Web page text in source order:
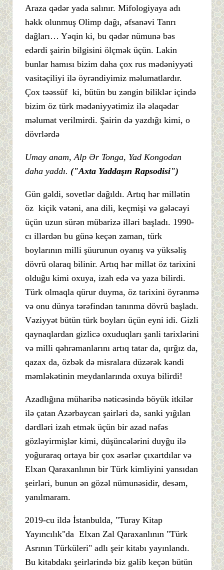
Araza qədər yada salınır. Mifologiyaya adı
həkk olunmuş Olimp dağı, əfsanəvi Tanrı
dağları… Yəqin ki, bu qədər nümunə bəs
edərdi şairin bilgisini ölçmək üçün. Lakin
bunlar hamısı bizim daha çox rus mədəniyyəti
vasitəçiliyi ilə öyrəndiyimiz məlumatlardır.
Çox təəssüf ki, bütün bu zəngin biliklər içində
bizim öz türk mədəniyyətimiz ilə əlaqədar
məlumat verilmirdi. Şairin də yazdığı kimi, o
dövrlərdə
Umay anam, Alp Ər Tonga, Yad Kongodan
daha yaddı. ("Axta Yaddaşın Rapsodisi")
Gün gəldi, sovetlər dağıldı. Artıq hər millətin
öz kiçik vətəni, ana dili, keçmişi və gələcəyi
üçün uzun sürən mübarizə illəri başladı. 1990-
cı illərdən bu günə keçən zaman, türk
boylarının milli şüurunun oyanış və yüksəliş
dövrü olaraq bilinir. Artıq hər millət öz tarixini
olduğu kimi oxuya, izah edə və yaza bilirdi.
Türk olmaqla qürur duyma, öz tarixini öyrənmə
və onu dünya tərəfindən tanınma dövrü başladı.
Vəziyyət bütün türk boyları üçün eyni idi. Gizli
qaynaqlardan gizlicə oxuduqları şanli tarixlərini
və milli qəhrəmanlarını artıq tatar da, qırğız da,
qazax da, özbək də misralara düzərək kəndi
məmləkətinin meydanlarında oxuya bilirdi!
Azadlığına müharibə nəticəsində böyük itkilər
ilə çatan Azərbaycan şairləri də, sanki yığılan
dərdləri izah etmək üçün bir azad nəfəs
gözləyirmişlər kimi, düşüncələrini duyğu ilə
yoğuraraq ortaya bir çox əsərlər çıxartdılar və
Elxan Qaraxanlının bir Türk kimliyini yansıdan
şeirləri, bunun ən gözəl nümunəsidir, desəm,
yanılmaram.
2019-cu ildə İstanbulda, "Turay Kitap
Yayıncılık"da Elxan Zal Qaraxanlının "Türk
Asrının Türküleri" adlı şeir kitabı yayınlandı.
Bu kitabdakı şeirlərində biz gəlib keçən bütün